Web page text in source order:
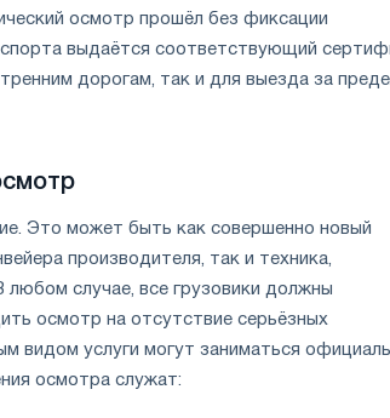
осмотр прошёл без фиксации
выдаётся соответствующий
дорогам, так и для выезда за
Это может быть как совершенно новый
производителя, так и техника,
любом случае, все грузовики должны
осмотр на отсутствие серьёзных
видом услуги могут заниматься
осмотра служат: